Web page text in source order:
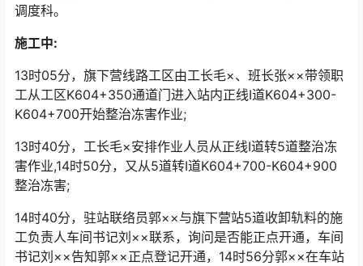
调度科。󠅅󠅃󠄵󠅂󠄪󠇖󠆨󠆨󠇕󠆞󠆒󠅬󠇘󠆭󠆘󠇙󠆝󠅵󠇗󠆭󠆁󠄐󠇗󠅹󠅸󠇖󠆍󠅳󠇖󠅹󠅰󠇖󠆌󠅹
施工中:
13时05分，旗下营线路工区由工长毛×、班长张××带领职
工从工区K604+350通道门进入站内正线I道K604+300-
K604+700开始整治冻害作业;
13时40分，工长毛×安排作业人员从正线I道转5道整治冻
害作业,14时50分，又从5道转I道K604+700-K604+900
整治冻害;
14时40分，驻站联络员郭××与旗下营站5道收卸轨料的施
工负责人车间书记刘××联系，询问是否能正点开通，车间
书记刘××告知郭××正点登记开通，14时56分郭××在车站